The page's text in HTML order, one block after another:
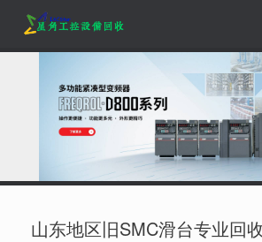
content
山东地区旧SMC滑台专业回